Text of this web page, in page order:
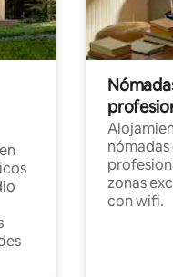
zonas
con wifi.